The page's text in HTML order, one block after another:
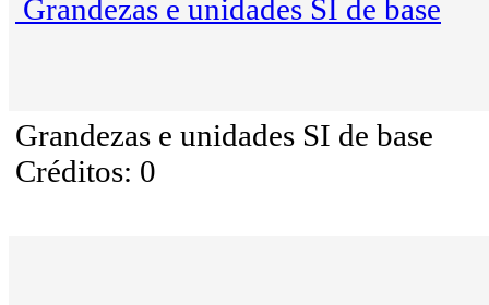
Grandezas e unidades SI de base
Grandezas e unidades SI de base
Créditos: 0